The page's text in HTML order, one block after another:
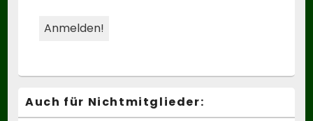
Auch für Nichtmitglieder: